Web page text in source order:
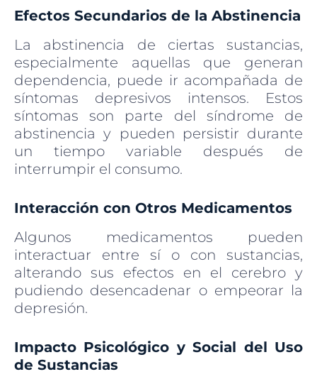
Efectos Secundarios de la Abstinencia
La abstinencia de ciertas sustancias,
especialmente aquellas que generan
dependencia, puede ir acompañada de
síntomas depresivos intensos. Estos
síntomas son parte del síndrome de
abstinencia y pueden persistir durante
un tiempo variable después de
interrumpir el consumo.
Interacción con Otros Medicamentos
Algunos medicamentos pueden
interactuar entre sí o con sustancias,
alterando sus efectos en el cerebro y
pudiendo desencadenar o empeorar la
depresión.
Impacto Psicológico y Social del Uso
de Sustancias